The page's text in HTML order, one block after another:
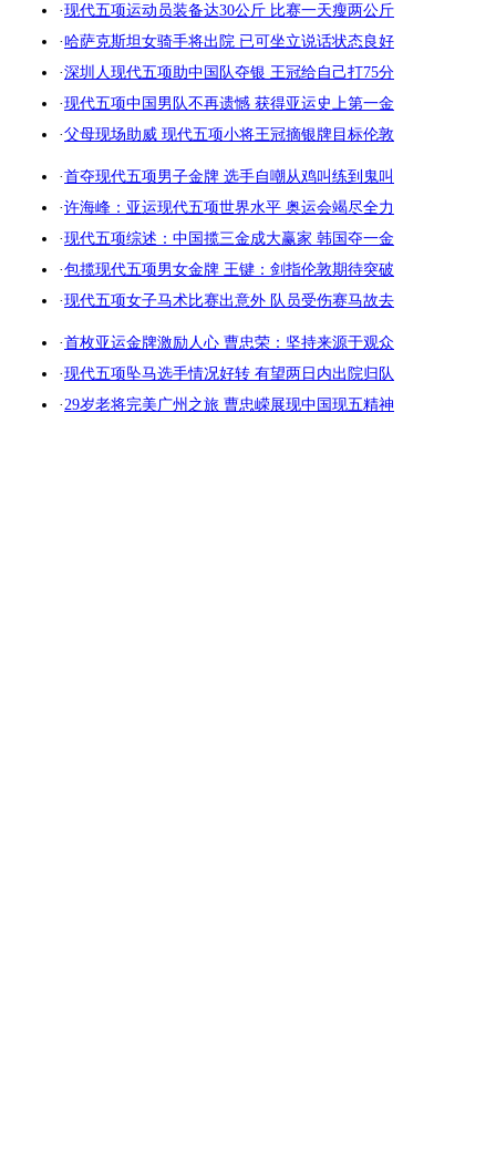
·现代五项运动员装备达30公斤 比赛一天瘦两公斤
·哈萨克斯坦女骑手将出院 已可坐立说话状态良好
·深圳人现代五项助中国队夺银 王冠给自己打75分
·现代五项中国男队不再遗憾 获得亚运史上第一金
·父母现场助威 现代五项小将王冠摘银牌目标伦敦
·首夺现代五项男子金牌 选手自嘲从鸡叫练到鬼叫
·许海峰：亚运现代五项世界水平 奥运会竭尽全力
·现代五项综述：中国揽三金成大赢家 韩国夺一金
·包揽现代五项男女金牌 王键：剑指伦敦期待突破
·现代五项女子马术比赛出意外 队员受伤赛马故去
·首枚亚运金牌激励人心 曹忠荣：坚持来源于观众
·现代五项坠马选手情况好转 有望两日内出院归队
·29岁老将完美广州之旅 曹忠嵘展现中国现五精神